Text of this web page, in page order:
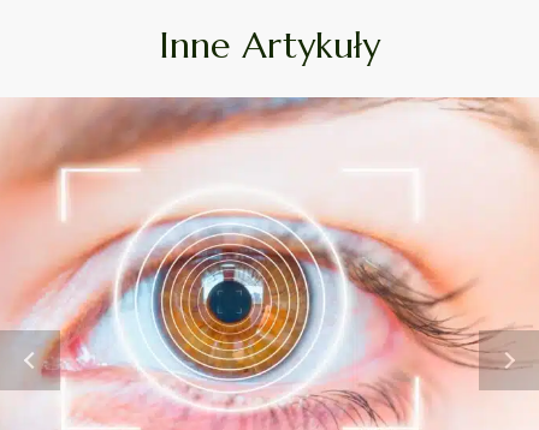
Inne Artykuły